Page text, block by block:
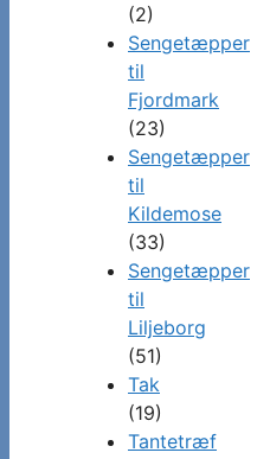
(2)
Sengetæpper
til
Fjordmark
(23)
Sengetæpper
til
Kildemose
(33)
Sengetæpper
til
Liljeborg
(51)
Tak
(19)
Tantetræf